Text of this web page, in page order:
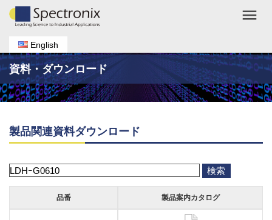
資料・ダウンロード
menu
English
製品関連資料ダウンロード
品番 製品案内カタログ